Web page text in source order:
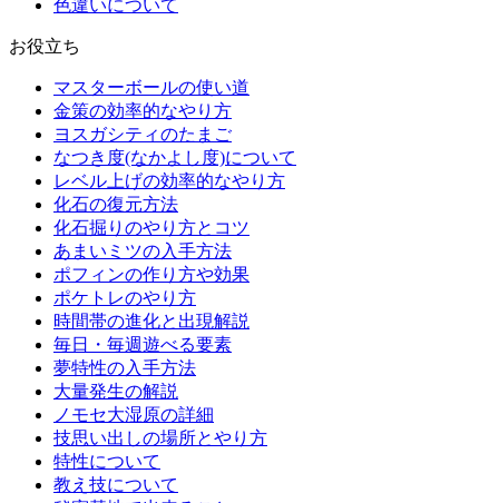
色違いについて
お役立ち
マスターボールの使い道
金策の効率的なやり方
ヨスガシティのたまご
なつき度(なかよし度)について
レベル上げの効率的なやり方
化石の復元方法
化石掘りのやり方とコツ
あまいミツの入手方法
ポフィンの作り方や効果
ポケトレのやり方
時間帯の進化と出現解説
毎日・毎週遊べる要素
夢特性の入手方法
大量発生の解説
ノモセ大湿原の詳細
技思い出しの場所とやり方
特性について
教え技について